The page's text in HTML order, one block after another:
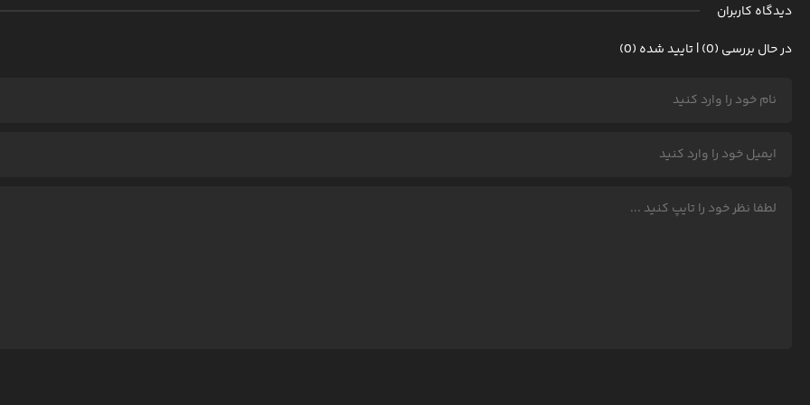
دیدگاه کاربران
در حال بررسی (0) | تایید شده (0)